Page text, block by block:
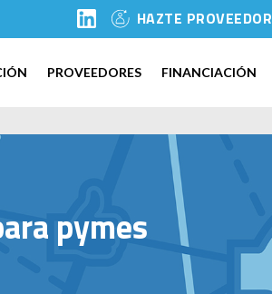
HAZTE PROVEEDOR
PROVEEDORES FINANCIACIÓN
pymes